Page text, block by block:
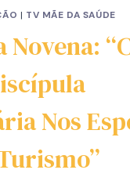
| TV MÃE DA SAÚDE
Novena:
Nos